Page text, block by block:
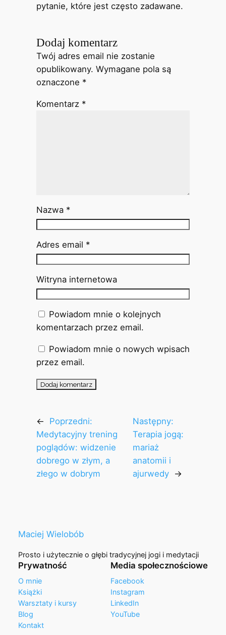
pytanie, które jest często zadawane.
Dodaj komentarz
Twój adres email nie zostanie
opublikowany. Wymagane pola są
oznaczone *
Komentarz *
Nazwa *
Adres email *
Witryna internetowa
Powiadom mnie o kolejnych
komentarzach przez email.
Powiadom mnie o nowych wpisach
przez email.
←
Poprzedni:
Medytacyjny trening
poglądów: widzenie
dobrego w złym, a
złego w dobrym
Następny:
Terapia jogą:
mariaż
anatomii i
ajurwedy →
Maciej Wielobób
Prosto i użytecznie o głębi tradycyjnej jogi i medytacji
Prywatność
O mnie
Książki
Warsztaty i kursy
Blog
Kontakt
Media społecznościowe
Facebook
Instagram
LinkedIn
YouTube